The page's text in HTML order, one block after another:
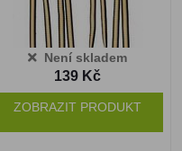
Není skladem
139 Kč
ZOBRAZIT PRODUKT